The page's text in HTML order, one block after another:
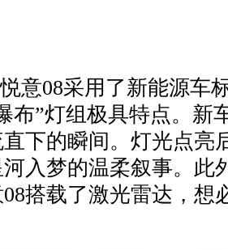
意08采用了新能源车
布”灯组极具特点。新
下的瞬间。灯光点亮
入梦的温柔叙事。此
搭载了激光雷达，想